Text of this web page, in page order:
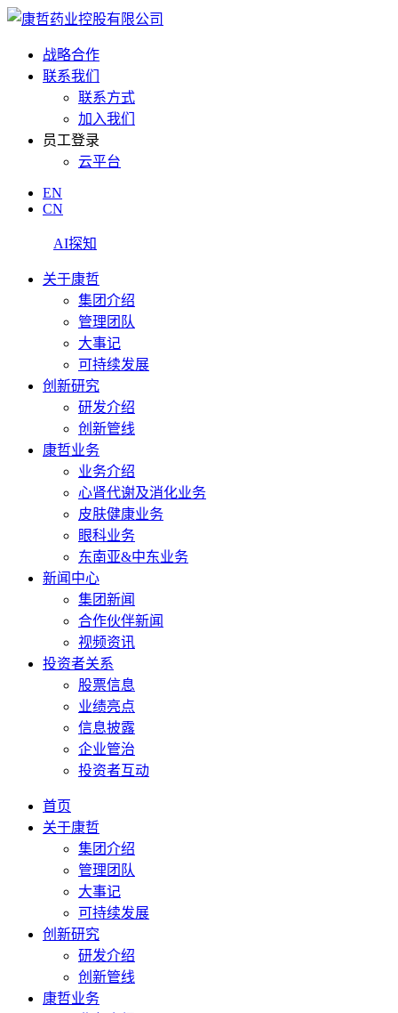
战略合作
联系我们
联系方式
加入我们
员工登录
云平台
EN
CN
AI探知
关于康哲
集团介绍
管理团队
大事记
可持续发展
创新研究
研发介绍
创新管线
康哲业务
业务介绍
心肾代谢及消化业务
皮肤健康业务
眼科业务
东南亚&中东业务
新闻中心
集团新闻
合作伙伴新闻
视频资讯
投资者关系
股票信息
业绩亮点
信息披露
企业管治
投资者互动
首页
关于康哲
集团介绍
管理团队
大事记
可持续发展
创新研究
研发介绍
创新管线
康哲业务